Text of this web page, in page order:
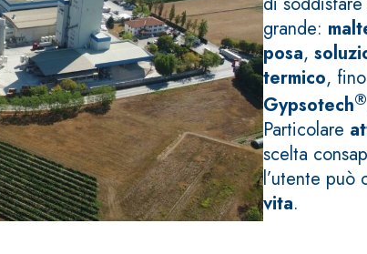
grande:
posa,
termico,
Gypsotech®
Particolare
scelta
l’utente può
vita.